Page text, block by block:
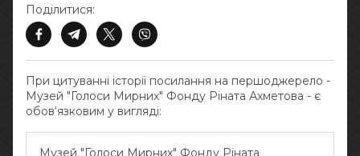
При цитуванні історії посилання на першоджерело -
Музей "Голоси Мирних" Фонду Ріната Ахметова - є
обов‘язковим у вигляді:
Музей "Голоси Мирних" Фонду Ріната
Поділитися: